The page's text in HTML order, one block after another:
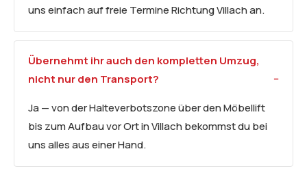
uns einfach auf freie Termine Richtung Villach an.
Übernehmt ihr auch den kompletten Umzug,
nicht nur den Transport?
Ja — von der Halteverbotszone über den Möbellift
bis zum Aufbau vor Ort in Villach bekommst du bei
uns alles aus einer Hand.